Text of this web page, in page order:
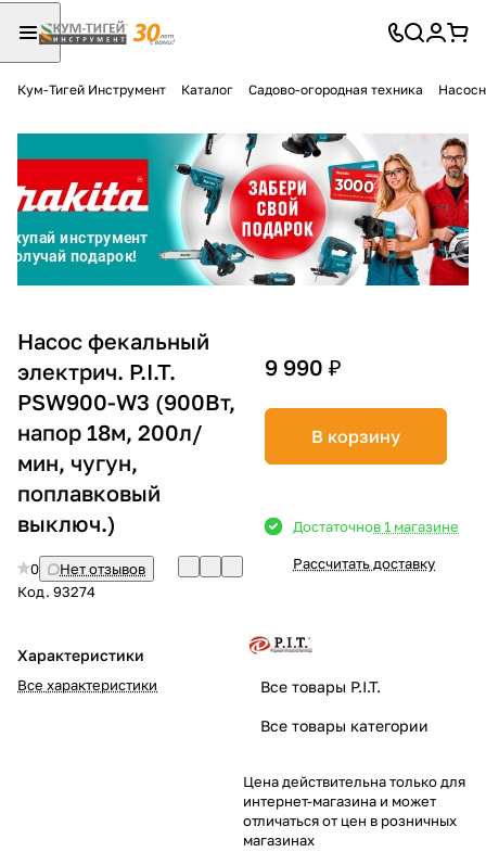
Кум-Тигей Инструмент Каталог Садово-огородная техника
Насос фекальный
электрич. P.I.T.
PSW900-W3 (900Вт,
напор 18м, 200л/
мин, чугун,
поплавковый
выключ.)
0
Нет отзывов
Код. 93274
Характеристики
Все характеристики
9 990 ₽
В корзину
Достаточнов 1 магазине
Рассчитать доставку
Все товары P.I.T.
Все товары категории
Цена действительна только для
интернет-магазина и может
отличаться от цен в розничных
магазинах
Разбейте
оплатуна части
без переплат
График платежей
Сегодня
Добавляйте товары
% картой любого банка
% будут
с вашей карты